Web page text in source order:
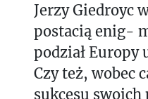
Jerzy Giedroyc
postacią enig-
podział Europy
Czy też, wobec
sukcesu swoich